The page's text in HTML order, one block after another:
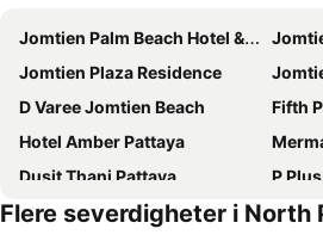
Jomtien Palm Beach Hotel & Resort
Jomtien Plaza Residence
D Varee Jomtien Beach
Fifth
Hotel Amber Pattaya
Dusit Thani Pattaya
P
Holiday Inn Express Pattaya Central By Ihg
The
Flere severdigheter i North